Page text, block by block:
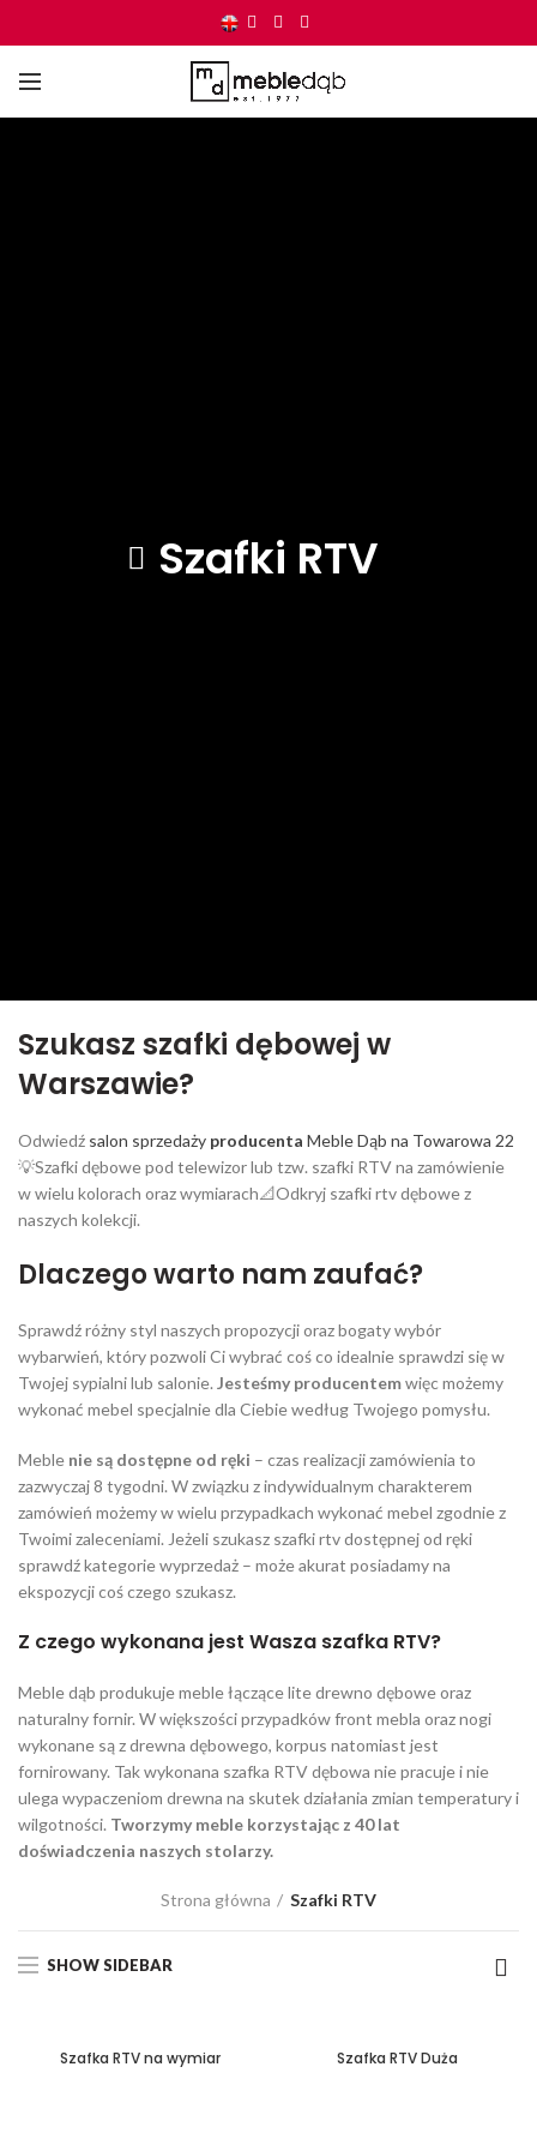
Szafki RTV
Szukasz szafki dębowej w
Warszawie?
Odwiedź salon sprzedaży producenta Meble Dąb na Towarowa 22
💡Szafki dębowe pod telewizor lub tzw. szafki RTV na zamówienie
w wielu kolorach oraz wymiarach📐Odkryj szafki rtv dębowe z
naszych kolekcji.
Dlaczego warto nam zaufać?
Sprawdź różny styl naszych propozycji oraz bogaty wybór
wybarwień, który pozwoli Ci wybrać coś co idealnie sprawdzi się w
Twojej sypialni lub salonie. Jesteśmy producentemwięc możemy
wykonać mebel specjalnie dla Ciebie według Twojego pomysłu.
Meble nie są dostępne od ręki – czas realizacji zamówienia to
zazwyczaj 8 tygodni. W związku z indywidualnym charakterem
zamówień możemy w wielu przypadkach wykonać mebel zgodnie z
Twoimi zaleceniami. Jeżeli szukasz szafki rtv dostępnej od ręki
sprawdź kategorie wyprzedaż – może akurat posiadamy na
ekspozycji coś czego szukasz.
Z czego wykonana jest Wasza szafka RTV?
Meble dąb produkuje meble łączące lite drewno dębowe oraz
naturalny fornir. W większości przypadków front mebla oraz nogi
wykonane są z drewna dębowego, korpus natomiast jest
fornirowany. Tak wykonana szafka RTV dębowa nie pracuje i nie
ulega wypaczeniom drewna na skutek działania zmian temperatury i
wilgotności. Tworzymy meble korzystając z 40 lat
doświadczenia naszych stolarzy.
Strona główna Szafki RTV
SHOW SIDEBAR
Szafka RTV na wymiar Szafka RTV Duża